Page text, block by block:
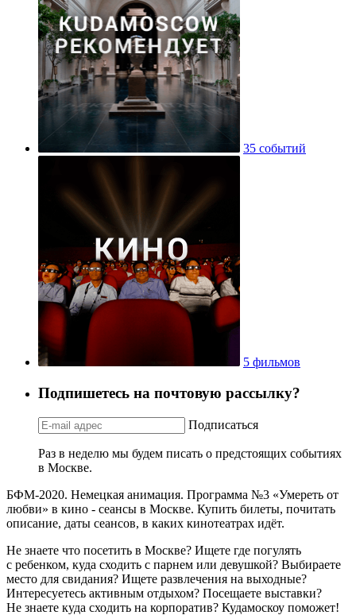
35 событий
5 фильмов
Подпишетесь на почтовую рассылку?
Подписаться
Раз в неделю мы будем писать о предстоящих событиях
в Москве.
БФМ-2020. Немецкая анимация. Программа №3 «Умереть от
любви» в кино - сеансы в Москве. Купить билеты, почитать
описание, даты сеансов, в каких кинотеатрах идёт.
Не знаете что посетить в Москве? Ищете где погулять
с ребенком, куда сходить с парнем или девушкой? Выбираете
место для свидания? Ищете развлечения на выходные?
Интересуетесь активным отдыхом? Посещаете выставки?
Не знаете куда сходить на корпоратив? Кудамоскоу поможет!